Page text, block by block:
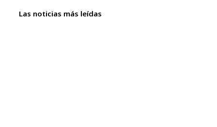
Las noticias más leídas